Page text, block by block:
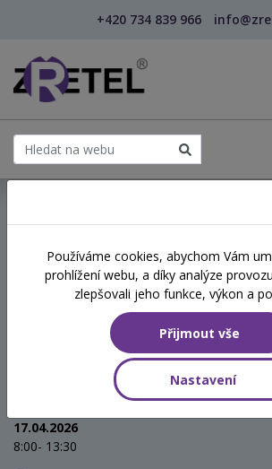
+420 734 839 966
šablony
Umělá inteligence
pomocník
(webinář)
17.04.2026
8:00- 13:30
Používáme cookies, abychom Vám
prohlížení webu, a díky analýze
zlepšovali jeho funkce, výkon a
Přijmout vše
Nastavení